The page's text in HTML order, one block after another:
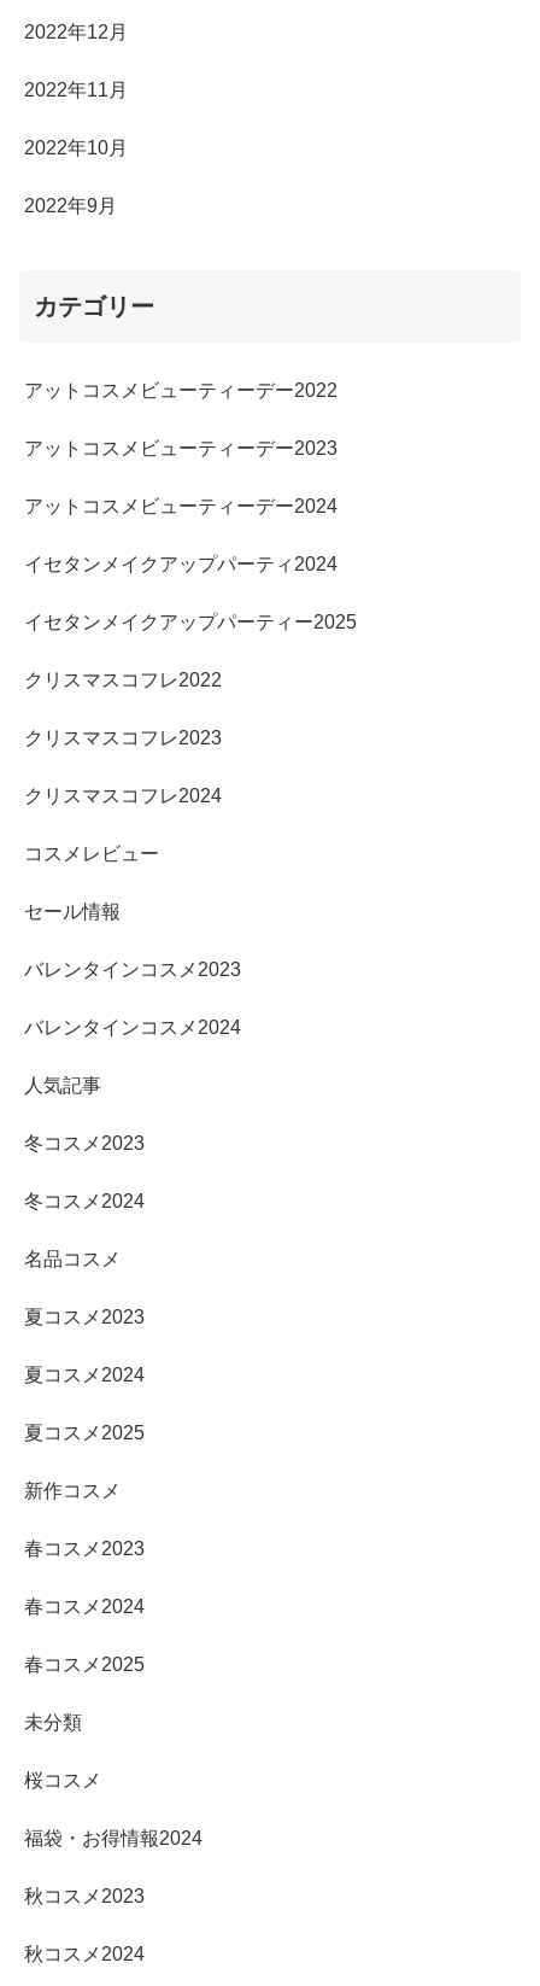
2022年12月
2022年11月
2022年10月
2022年9月
カテゴリー
アットコスメビューティーデー2022
アットコスメビューティーデー2023
アットコスメビューティーデー2024
イセタンメイクアップパーティ2024
イセタンメイクアップパーティー2025
クリスマスコフレ2022
クリスマスコフレ2023
クリスマスコフレ2024
コスメレビュー
セール情報
バレンタインコスメ2023
バレンタインコスメ2024
人気記事
冬コスメ2023
冬コスメ2024
名品コスメ
夏コスメ2023
夏コスメ2024
夏コスメ2025
新作コスメ
春コスメ2023
春コスメ2024
春コスメ2025
未分類
桜コスメ
福袋・お得情報2024
秋コスメ2023
秋コスメ2024